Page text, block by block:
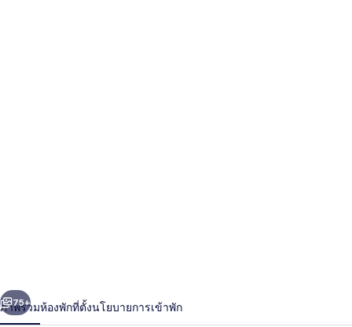
แอท
า
ถัดไป
75+
ภาพรวมห้องพักที่ตั้งนโยบายการเข้าพัก